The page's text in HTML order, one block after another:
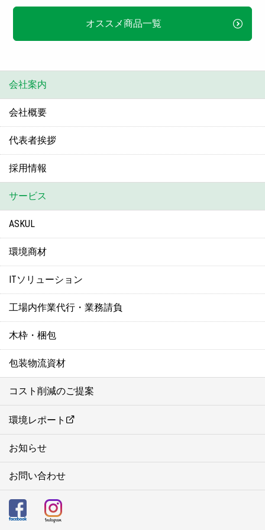
オススメ商品一覧
会社案内
会社概要
代表者挨拶
採用情報
サービス
ASKUL
環境商材
ITソリューション
工場内作業代行・業務請負
木枠・梱包
包装物流資材
コスト削減のご提案
環境レポート
お知らせ
お問い合わせ